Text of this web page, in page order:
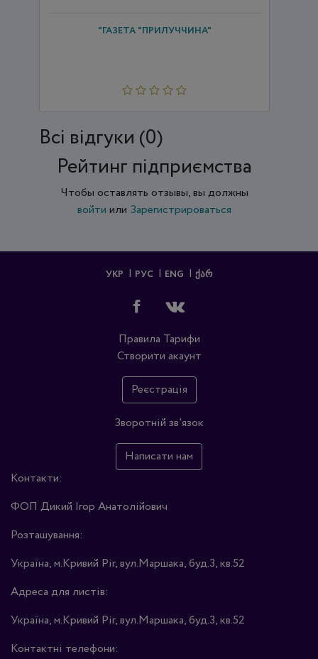
"ГАЗЕТА "ПРИЛУЧЧИНА"
Всi відгуки (0)
Рейтинг підприємства
Чтобы оставлять отзывы, вы должны
войти или Зарегистрироваться
УКР РУС ENG ᲥᲐᲠ
Правила Тарифи
Створити акаунт
Реєстрація
Зворотній зв'язок
Написати нам
Контакти:
ФОП Дикий Ігор Анатолійович
Розташування:
Україна, м.Кривий Ріг, вул.Маршака, буд.3, кв.52
Адреса для листів:
Україна, м.Кривий Ріг, вул.Маршака, буд.3, кв.52
Контактні телефони: